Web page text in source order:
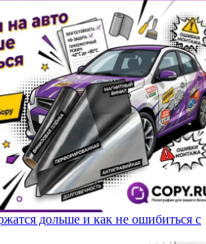
дольше и как не ошибиться с